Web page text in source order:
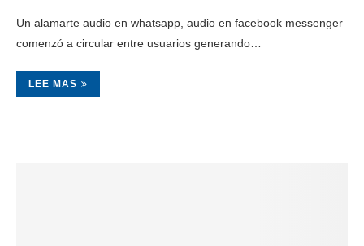
Un alamarte audio en whatsapp, audio en facebook messenger
comenzó a circular entre usuarios generando…
LEE MAS